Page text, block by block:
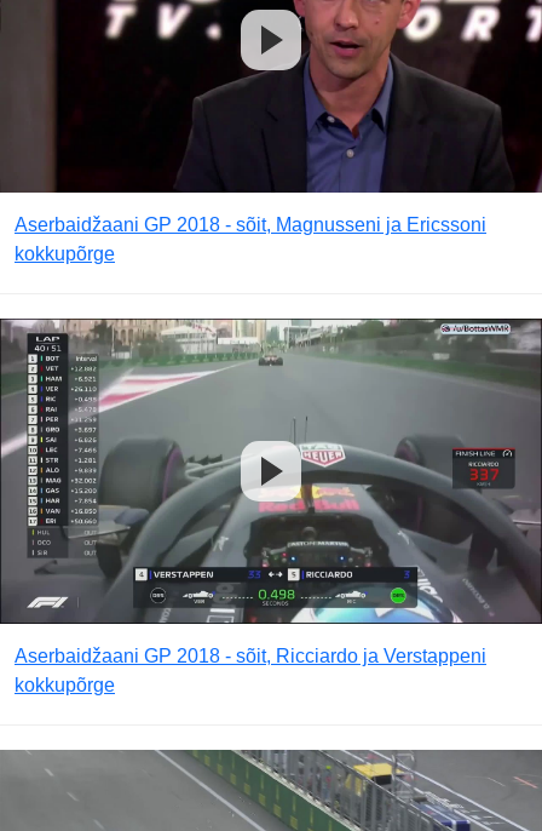
Aserbaidžaani GP 2018 - sõit, Magnusseni ja Ericssoni
kokkupõrge
Aserbaidžaani GP 2018 - sõit, Ricciardo ja Verstappeni
kokkupõrge